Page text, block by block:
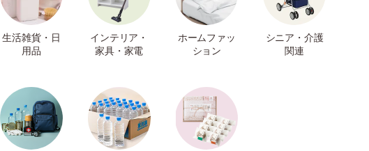
生活雑貨・日
用品
インテリア・
家具・家電
ホームファッ
ション
シニア・介護
関連